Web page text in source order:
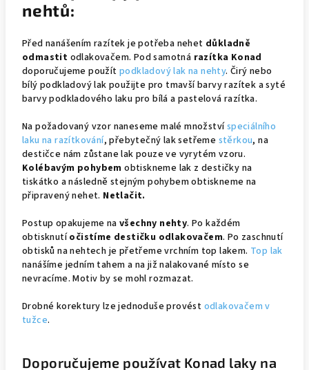
nehtů:
Před nanášením razítek je potřeba nehet důkladně
odmastit odlakovačem. Pod samotná razítka Konad
doporučujeme použít podkladový lak na nehty. Čirý nebo
bílý podkladový lak použijte pro tmavší barvy razítek a syté
barvy podkladového laku pro bílá a pastelová razítka.
Na požadovaný vzor naneseme malé množstvíspeciálního
laku na razítkování, přebytečný lak setřeme stěrkou, na
destičce nám zůstane lak pouze ve vyrytém vzoru.
Kolébavým pohybem obtiskneme lak z destičky na
tiskátko a následně stejným pohybem obtiskneme na
připravený nehet. Netlačit.
Postup opakujeme na všechny nehty. Po každém
obtisknutíočistíme destičku odlakovačem. Po zaschnutí
obtisků na nehtech je přetřeme vrchním top lakem. Top lak
nanášíme jedním tahem a na již nalakované místo se
nevracíme. Motiv by se mohl rozmazat.
Drobné korektury lze jednoduše provést odlakovačem v
tužce.
Doporučujeme používat Konad laky na